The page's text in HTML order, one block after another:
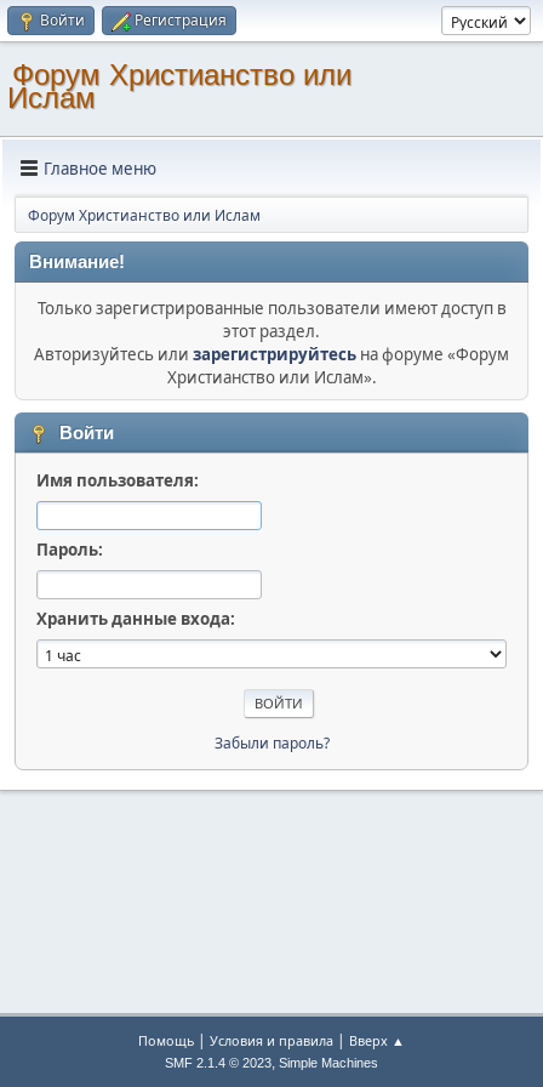
Войти Регистрация
Форум Христианство или
Ислам
Главное меню
Форум Христианство или Ислам
Внимание!
Только зарегистрированные пользователи имеют доступ в
этот раздел.
Авторизуйтесь или зарегистрируйтесь на форуме «Форум
Христианство или Ислам».
Войти
Имя пользователя:
Пароль:
Хранить данные входа:
Забыли пароль?
Помощь | Условия и правила | Вверх ▲
SMF 2.1.4 © 2023, Simple Machines